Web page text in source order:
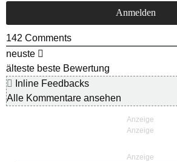
142 Comments
neuste
älteste beste Bewertung
Inline Feedbacks
Alle Kommentare ansehen
Anzeige